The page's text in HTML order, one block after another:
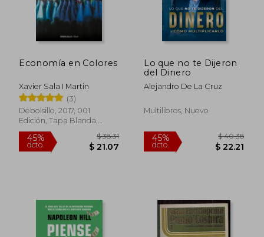
45%
dcto.
$ 43.27
$ 23.80
45%
dcto. $
Economía en Colores
Xavier Sala I Martin
(3)
Debolsillo, 2017, 001
Edición, Tapa Blanda,
Nuevo
Lo que no te Dijeron
del Dinero
Alejandro De La Cruz
Multilibros, Nuevo